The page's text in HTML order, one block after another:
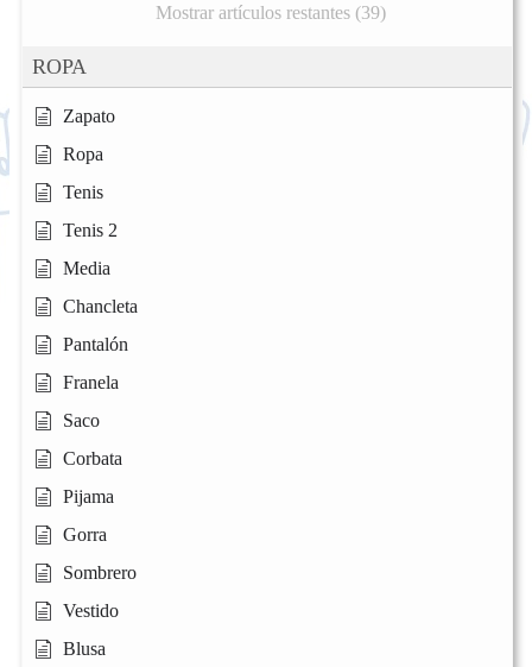
Mostrar artículos restantes (39)
ROPA
Zapato
Ropa
Tenis
Tenis 2
Media
Chancleta
Pantalón
Franela
Saco
Corbata
Pijama
Gorra
Sombrero
Vestido
Blusa